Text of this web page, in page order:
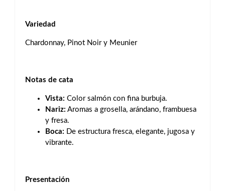
Variedad
Chardonnay, Pinot Noir y Meunier
Notas de cata
Vista: Color salmón con fina burbuja.
Nariz: Aromas a grosella, arándano, frambuesa
y fresa.
Boca: De estructura fresca, elegante, jugosa y
vibrante.
Presentación